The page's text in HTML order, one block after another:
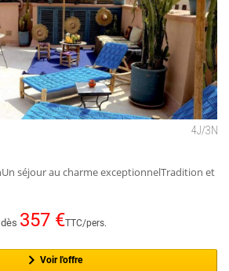
4J/3N
séjour au charme exceptionnelTradition et
dès 357€TTC/pers.
Voir l'offre